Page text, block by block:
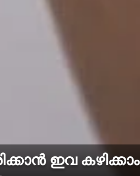
ഇവ കഴിക്കാം